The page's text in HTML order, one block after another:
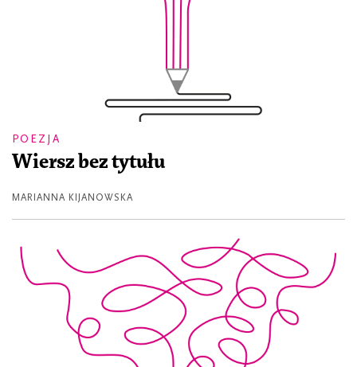
POEZJA
Wiersz bez tytułu
MARIANNA KIJANOWSKA